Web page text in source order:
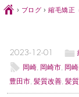
Ç › ブログ ›縮毛矯正
2023-12-01 ë
l 岡崎, 岡崎市, 岡
豊田市, 髪質改善, 髪